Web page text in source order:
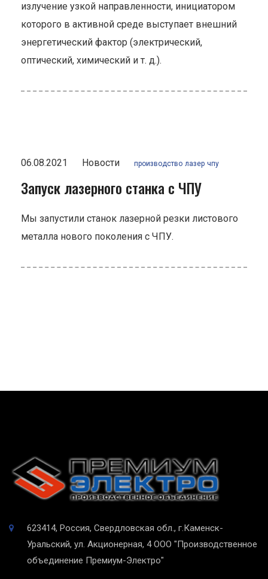
излучение узкой направленности, инициатором
которого в активной среде выступает внешний
энергетический фактор (электрический,
оптический, химический и т. д.).
06.08.2021 Новости производство лазер чпу
Запуск лазерного станка с ЧПУ
Мы запустили станок лазерной резки листового
металла нового поколения с ЧПУ.
623414, Россия, Свердловская обл., г.Каменск-
Уральский, ул. Акционерная, 4 ООО "Производственное
объединение Премиум-Электро"